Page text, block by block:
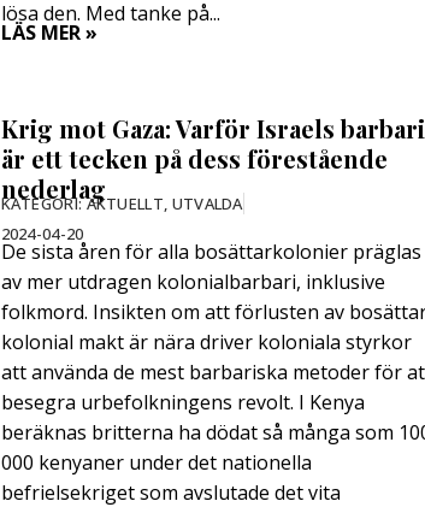
lösa den. Med tanke på...
LÄS MER »
Krig mot Gaza: Varför Israels barbari
är ett tecken på dess förestående
nederlag
KATEGORI:AKTUELLT, UTVALDA
2024-04-20
De sista åren för alla bosättarkolonier präglas
av mer utdragen kolonialbarbari, inklusive
folkmord. Insikten om att förlusten av
kolonial makt är nära driver koloniala styrkor
att använda de mest barbariska metoder för
besegra urbefolkningens revolt. I Kenya
beräknas britterna ha dödat så många som
000 kenyaner under det nationella
befrielsekriget som avslutade det vita